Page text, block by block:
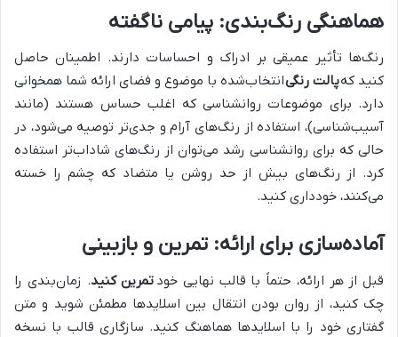
هماهنگی رنگ‌بندی: پیامی ناگفته
رنگ‌ها تأثیر عمیقی بر ادراک و احساسات دارند. اطمینان حاصل
کنید کهپالت رنگیانتخاب‌شده با موضوع و فضای ارائه شما همخوانی
دارد. برای موضوعات روانشناسی که اغلب حساس هستند (مانند
آسیب‌شناسی)، استفاده از رنگ‌های آرام و جدی‌تر توصیه می‌شود، در
حالی که برای روانشناسی رشد می‌توان از رنگ‌های شاداب‌تر استفاده
کرد. از رنگ‌های بیش از حد روشن یا متضاد که چشم را خسته
می‌کنند، خودداری کنید.
آماده‌سازی برای ارائه: تمرین و بازبینی
قبل از هر ارائه، حتماً با قالب نهایی خود تمرین کنید. زمان‌بندی را
چک کنید، از روان بودن انتقال بین اسلایدها مطمئن شوید و متن
گفتاری خود را با اسلایدها هماهنگ کنید. سازگاری قالب با نسخه